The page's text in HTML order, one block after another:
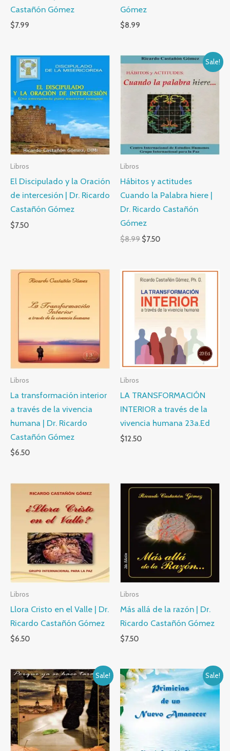
Castañón Gómez
$7.99
Gómez
$8.99
Libros
El Discipulado y la Oración
de intercesión | Dr. Ricardo
Castañón Gómez
$7.50
Sale!
Libros
Hábitos y actitudes
Cuando la Palabra hiere |
Dr. Ricardo Castañón
Gómez
$8.99 Original
$7.50
Libros
La transformación interior
a través de la vivencia
humana | Dr. Ricardo
Castañón Gómez
$6.50
Libros
LA TRANSFORMACIÓN
INTERIOR a través de la
vivencia humana 23a.Ed
$12.50
Libros
Llora Cristo en el Valle | Dr.
Ricardo Castañón Gómez
$6.50
Libros
Más allá de la razón | Dr.
Ricardo Castañón Gómez
$7.50
Sale! Sale!